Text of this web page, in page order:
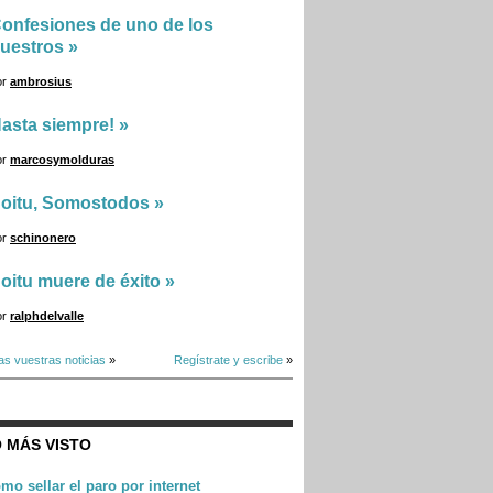
de uno de los
»
ambrosius
siempre! »
marcosymolduras
Somostodos »
schinonero
muere de éxito »
ralphdelvalle
vuestras noticias » Regístrate y escribe »
MÁS VISTO
sellar el paro por internet